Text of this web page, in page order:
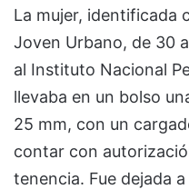
La mujer, identificada
Joven Urbano, de 30
al Instituto Nacional
llevaba en un bolso
25 mm, con un
contar con
tenencia. Fue dejada